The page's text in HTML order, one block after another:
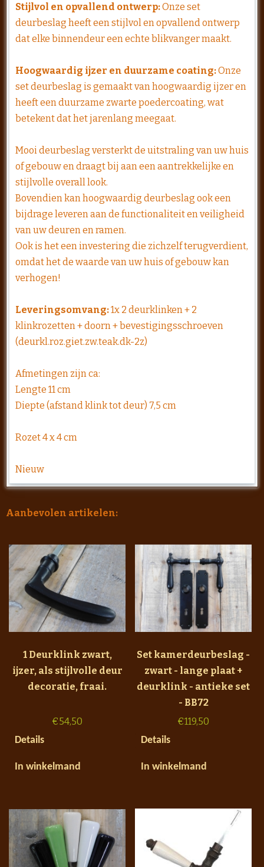
Stijlvol en opvallend ontwerp:Onze set
deurbeslag heeft een stijlvol en opvallend ontwerp
dat elke binnendeur een echte blikvanger maakt.
Hoogwaardig ijzer en duurzame coating:Onze
set deurbeslag is gemaakt van hoogwaardig ijzer en
heeft een duurzame zwarte poedercoating, wat
betekent dat het jarenlang meegaat.
Mooi deurbeslag versterkt de uitstraling van uw huis
of gebouw en draagt bij aan een aantrekkelijke en
stijlvolle overall look.
Bovendien kan hoogwaardig deurbeslag ook een
bijdrage leveren aan de functionaliteit en veiligheid
van uw deuren en ramen.
Ook is het een investering die zichzelf terugverdient,
omdat het de waarde van uw huis of gebouw kan
verhogen!
Leveringsomvang:1x 2 deurklinken + 2
klinkrozetten + doorn + bevestigingsschroeven
(deurkl.roz.giet.zw.teak.dk-2z)
Afmetingen zijn ca:
Lengte 11 cm
Diepte (afstand klink tot deur) 7,5 cm
Rozet 4 x 4 cm
Nieuw
Aanbevolen artikelen:
1 Deurklink zwart,
ijzer, als stijlvolle deur
decoratie, fraai.
€54,50
Details
In winkelmand
Set kamerdeurbeslag -
zwart - lange plaat +
deurklink - antieke set
- BB72
€119,50
Details
In winkelmand